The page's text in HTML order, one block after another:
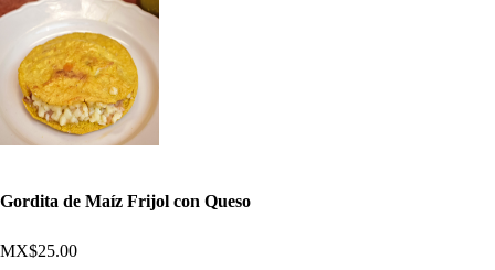
Gordita de Maíz Frijol con Queso
MX$25.00